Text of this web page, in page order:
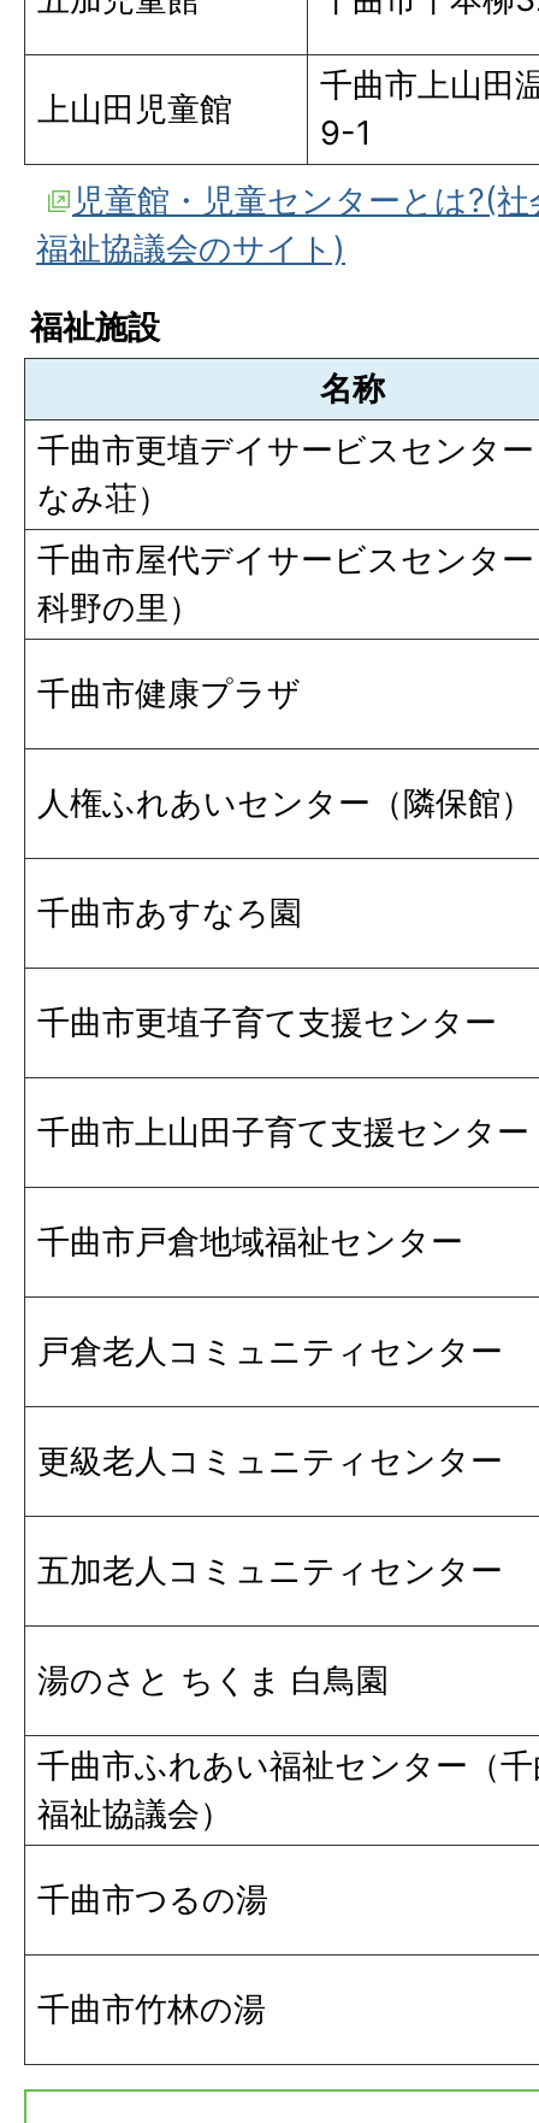
上山田児童館
千曲市上山田
9-1
児童館・児童センターとは?(
福祉協議会のサイト)
福祉施設
名称
千曲市更埴デイサービスセンタ
なみ荘）
千曲市屋代デイサービスセンタ
科野の里）
千曲市健康プラザ
人権ふれあいセンター（隣保館）
千曲市あすなろ園
千曲市更埴子育て支援センター
千曲市上山田子育て支援センター
千曲市戸倉地域福祉センター
戸倉老人コミュニティセンター
更級老人コミュニティセンター
五加老人コミュニティセンター
湯のさと ちくま 白鳥園
千曲市ふれあい福祉センター（
福祉協議会）
千曲市つるの湯
千曲市竹林の湯